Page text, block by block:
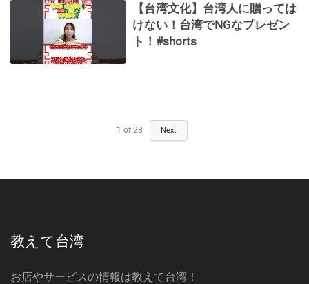
【台湾文化】台湾人に贈っては
けない！台湾でNGなプレゼン
ト！#shorts
1 of 28 Next
教えて台湾
お店やサービスの情報は教えて台湾！